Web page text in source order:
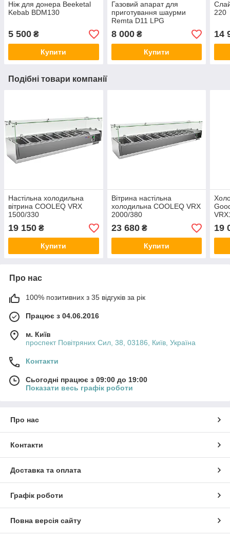
Ніж для донера Beeketal
Kebab BDM130
5 500 ₴
Купити
Газовий апарат для
приготування шаурми
Remta D11 LPG
8 000₴
Купити
220
14
Подібні товари компанії
Настільна холодильна
вітрина COOLEQ VRX
1500/330
19 150 ₴
Купити
Вітрина настільна
холодильна COOLEQ VRX
2000/380
23 680₴
Купити
19
Про нас
100% позитивних з 35 відгуків за рік
Працює з 04.06.2016
м. Київ
проспект Повітряних Сил, 38, 03186, Київ, Україна
Контакти
Сьогодні працює з 09:00 до 19:00
Показати весь графік роботи
Про нас
Контакти
Доставка та оплата
Графік роботи
Повна версія сайту